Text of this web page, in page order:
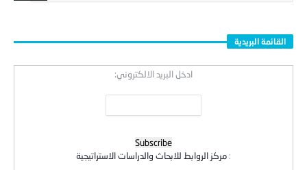
القائمة البريدية
ادخل البريد الالكتروني:
: مركز الروابط للابحاث والدراسات الاستراتيجية